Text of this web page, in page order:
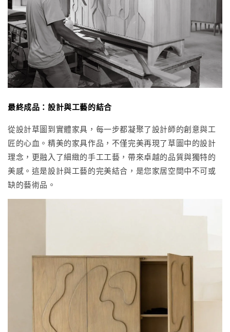
最終成品：設計與工藝的結合
從設計草圖到實體家具，每一步都凝聚了設計師的創意與工
匠的心血。精美的家具作品，不僅完美再現了草圖中的設計
理念，更融入了細緻的手工工藝，帶來卓越的品質與獨特的
美感。這是設計與工藝的完美結合，是您家居空間中不可或
缺的藝術品。